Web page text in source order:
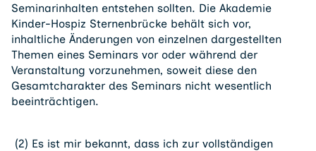
Seminarinhalten entstehen sollten. Die Akademie
Kinder-Hospiz Sternenbrücke behält sich vor,
inhaltliche Änderungen von einzelnen dargestellten
Themen eines Seminars vor oder während der
Veranstaltung vorzunehmen, soweit diese den
Gesamtcharakter des Seminars nicht wesentlich
beeinträchtigen.
(2) Es ist mir bekannt, dass ich zur vollständigen